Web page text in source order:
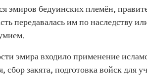
эмиров бедуинских племён,
передавалась им по наследству
эмира входило применение
сбор закята, подготовка войск для